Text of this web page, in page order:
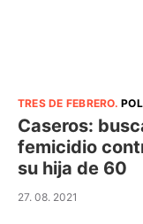
TRES DE FEBRERO.
Caseros:
femicidio
su hija de 60
27. 08. 2021